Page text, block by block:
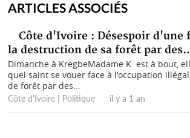
ARTICLES ASSOCIÉS
Côte d'Ivoire : Désespoir d'une
la destruction de sa forêt par
Dimanche à KregbeMadame K. est à bout,
quel saint se vouer face à l'occupation
de forêt par des...
Côte d'Ivoire | Politique il y a 1 an